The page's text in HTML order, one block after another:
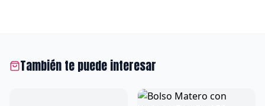
También te puede interesar